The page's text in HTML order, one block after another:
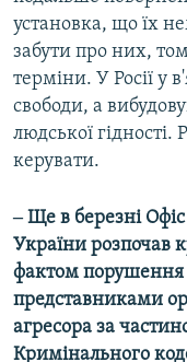
установка, що їх
забути про них,
терміни. У Росії у
свободи, а
людської
керувати.
‒ Ще в березні
України розпочав
фактом порушення
представниками
агресора за
Кримінального